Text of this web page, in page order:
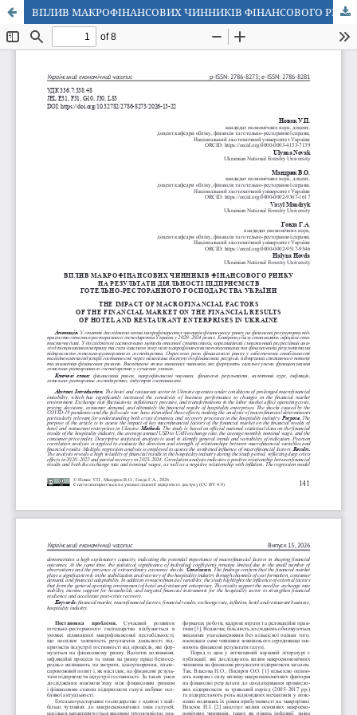
ВПЛИВ МАКРОФІНАНСОВИХ ЧИННИКІВ ФІНАНСОВОГО РИНКУ НА РЕЗУЛЬТАТИ ДІЯЛЬНОСТІ ПІДПРИЄМСТВ ГОТЕЛЬНО-РЕСТОРАННОГО ГОСПОДАРСТВА УКРАЇНИ